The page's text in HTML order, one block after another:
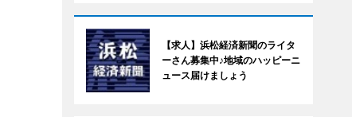
【求人】浜松経済新聞のライタ
ーさん募集中♪地域のハッピーニ
ュース届けましょう